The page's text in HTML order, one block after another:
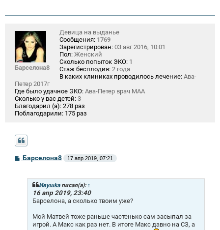
Барселона8
Девица на выданье
Сообщения: 1769
Зарегистрирован: 03 авг 2016, 10:01
Пол: Женский
Сколько попыток ЭКО: 1
Стаж бесплодия: 2 года
В каких клиниках проводилось лечение: Ава-
Петер 2017г
Где было удачное ЭКО: Ава-Петер врач МАА
Сколько у вас детей: 3
Благодарил (а): 278 раз
Поблагодарили: 175 раз
СБарселона8 17 апр 2019, 07:21
Ивушkаписал(а): ↑
16 апр 2019, 23:40
Барселона, а сколько твоим уже?
Мой Матвей тоже раньше частенько сам засыпал за
игрой. А Макс как раз нет. В итоге Макс давно на СЗ, а